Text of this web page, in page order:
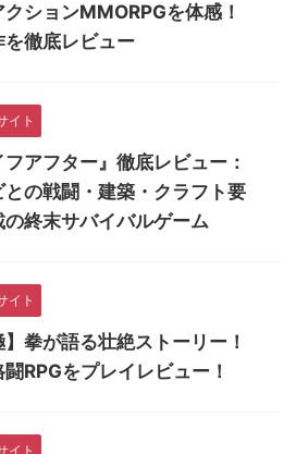
ションMMORPGを体感！
を徹底レビュー
イト
フアフター』徹底レビュー：
との戦闘・建築・クラフト要
の終末サバイバルゲーム
イト
】拳が語る壮絶ストーリー！
RPGをプレイレビュー！
イト